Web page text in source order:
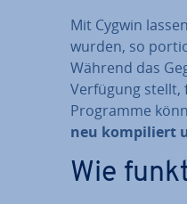
Mit Cygwin
wurden, so
Während das
Verfügung stellt,
Programme
neu kom­pi­liert
Wie